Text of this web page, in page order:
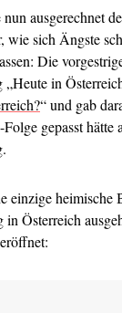
ausgerechnet
wie sich Ängste
Die
in
“ und gab
gepasst hätte
einzige heimische
in Österreich